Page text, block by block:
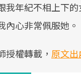
我年紀不相上下
內心非常佩服她。
授權轉載， 原文出